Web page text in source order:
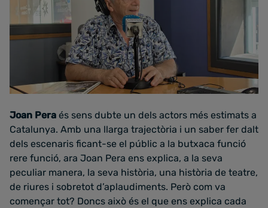
Joan Pera és sens dubte un dels actors més estimats a
Catalunya. Amb una llarga trajectòria i un saber fer dalt
dels escenaris ficant-se el públic a la butxaca funció
rere funció, ara Joan Pera ens explica, a la seva
peculiar manera, la seva història, una història de teatre,
de riures i sobretot d’aplaudiments. Però com va
començar tot? Doncs això és el que ens explica cada